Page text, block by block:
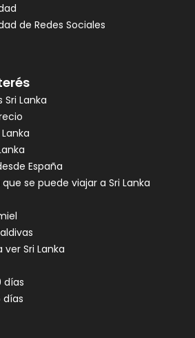
de Redes Sociales
Lanka
España
se puede viajar a Sri Lanka
Sri Lanka
días
días